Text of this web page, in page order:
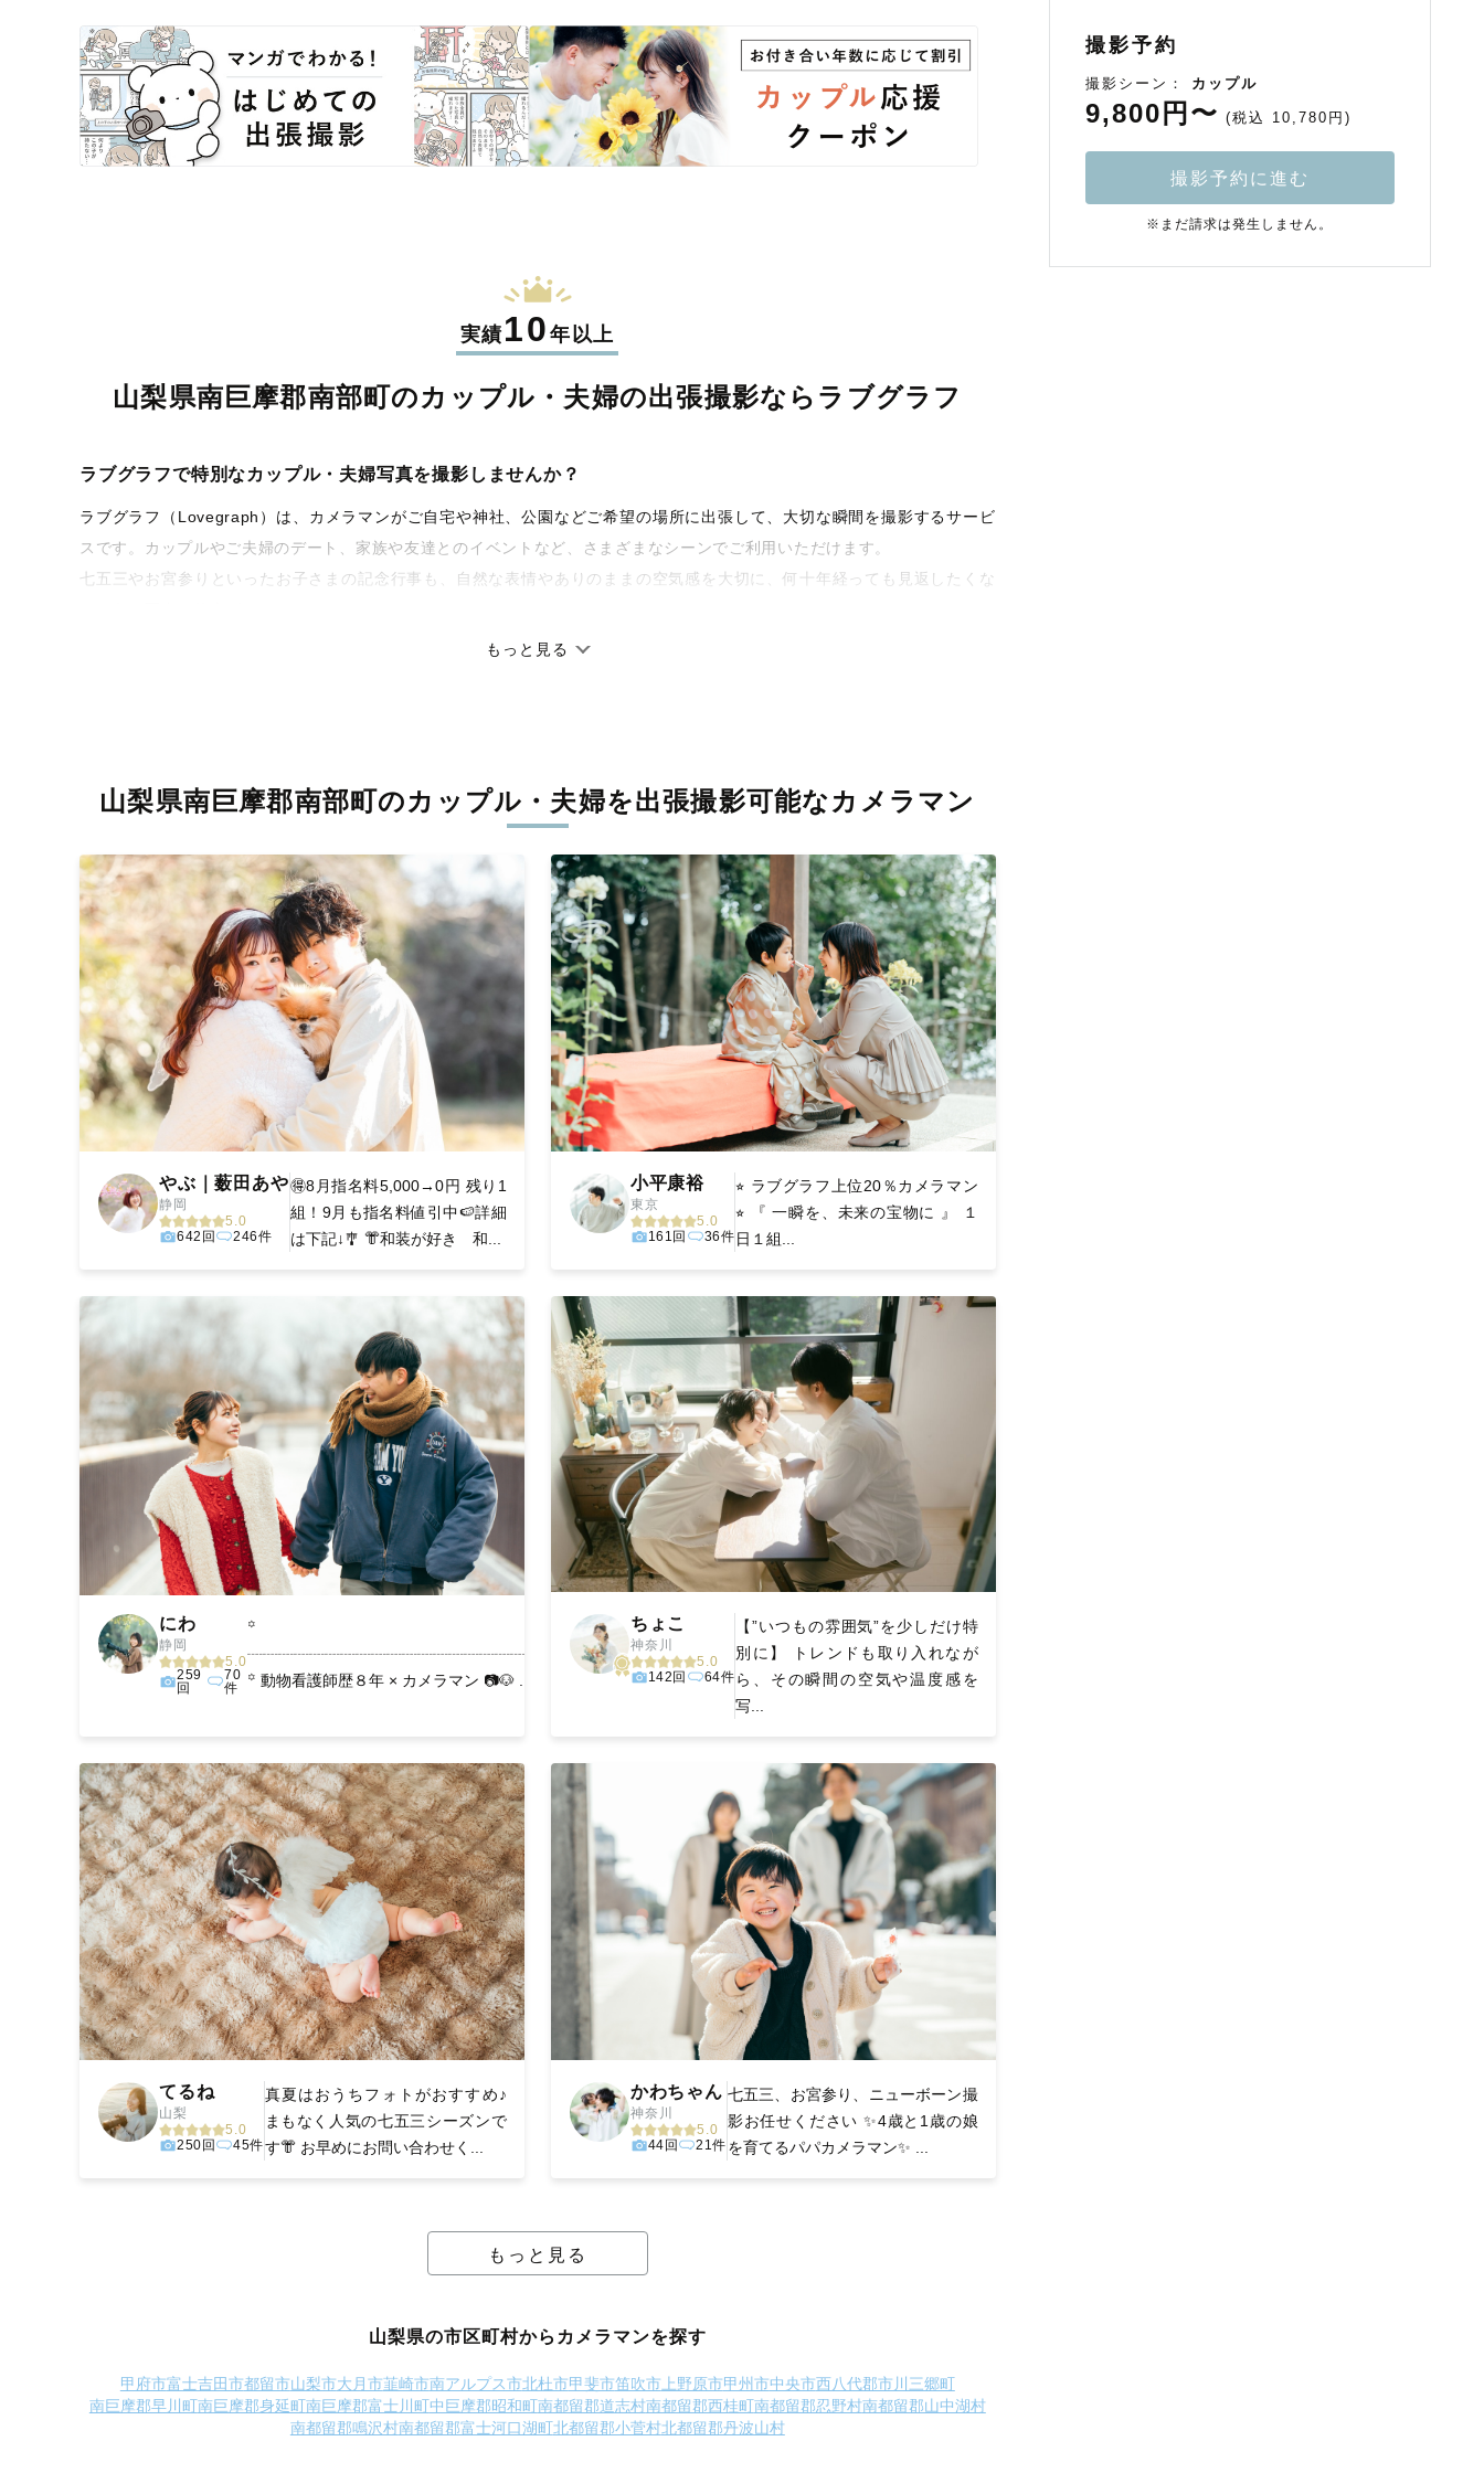
実績10年以上
山梨県南巨摩郡南部町のカップル・夫婦の出張撮影なら ラブグラフ
ラブグラフで特別なカップル・夫婦写真を撮影しませんか？
ラブグラフ（Lovegraph）は、カメラマンがご自宅や神社、公園などご希望の場所に出張して、大切な瞬間を撮影するサービ
スです。カップルやご夫婦のデート、家族や友達とのイベントなど、さまざまなシーンでご利用いただけます。
七五三やお宮参りといったお子さまの記念行事も、自然な表情やありのままの空気感を大切に、何十年経っても見返したくな
丁寧なレタッチで思い出を美しく仕上げます
りに。きっと「こんな写真を撮ってほしかった！」と思える一枚に出会えます。まずは、ラブグラフの撮影事例をご覧くださ
い。
もっと見る
山梨県南巨摩郡南部町のカップル・夫婦を出張撮影可能なカメラマン
やぶ｜薮田あや
静岡
5.0
642回
246件
🉐8月指名料5,000→0円 残り1
組！9月も指名料値引中🍉詳細
は下記↓🎐 👘和装が好き 和...
小平康裕
東京
5.0
161回
36件
⭐︎ ラブグラフ上位20％カメラマン
⭐︎ 『 一瞬を、未来の宝物に 』 １
日１組...
にわ
静岡
5.0
259
回
70
件
꙳
┈┈┈┈┈┈┈┈┈┈┈┈┈┈┈┈┈┈┈┈
꙳ 動物看護師歴８年 × カメラマン 📷🐶 ...
ちょこ
神奈川
5.0
142回
64件
【”いつもの雰囲気”を少しだけ特
別に】 トレンドも取り入れなが
ら、その瞬間の空気や温度感を
写...
てるね
山梨
5.0
250回
45件
真夏はおうちフォトがおすすめ♪
まもなく人気の七五三シーズンで
す👘 お早めにお問い合わせく...
かわちゃん
神奈川
5.0
44回
21件
七五三、お宮参り、ニューボーン撮
影お任せください ✨4歳と1歳の娘
を育てるパパカメラマン✨ ...
もっと見る
山梨県の市区町村からカメラマンを探す
甲府市富士吉田市都留市山梨市大月市韮崎市南アルプス市北杜市甲斐市笛吹市上野原市甲州市中央市西八代郡市川三郷町
南巨摩郡早川町南巨摩郡身延町南巨摩郡富士川町中巨摩郡昭和町南都留郡道志村南都留郡西桂町南都留郡忍野村南都留郡山中湖村
南都留郡鳴沢村南都留郡富士河口湖町北都留郡小菅村北都留郡丹波山村
撮影予約
撮影シーン： カップル
9,800円〜 (税込 10,780円)
撮影予約に進む
※まだ請求は発生しません。